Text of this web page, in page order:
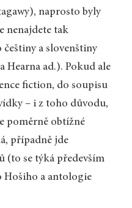
naprosto byly
nenajdete tak
a slovenštiny
Hearna ad.). Pokud ale
fiction, do soupisu
– i z toho důvodu,
poměrně obtížné
případně jde
(to se týká především
Hošiho a antologie